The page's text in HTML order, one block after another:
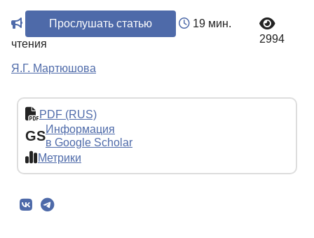
Прослушать статью
19 мин.
чтения
2994
Я.Г. Мартюшова
PDF (RUS)
GSИнформация
в Google Scholar
Метрики